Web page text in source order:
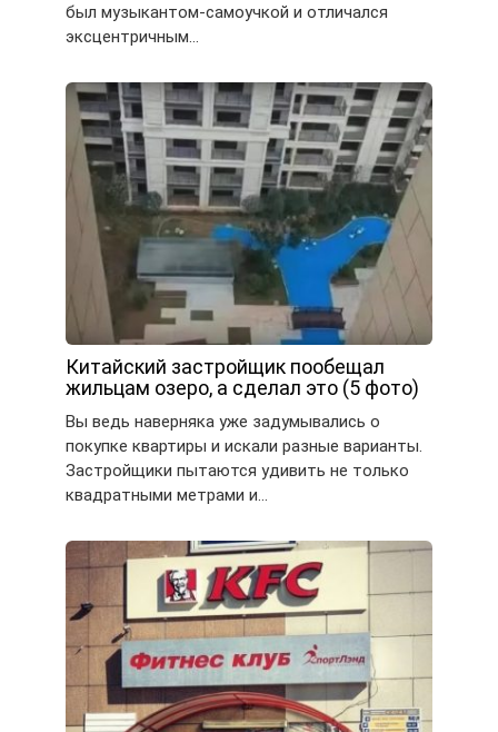
был музыкантом-самоучкой и отличался
эксцентричным…
Китайский застройщик пообещал
жильцам озеро, а сделал это (5 фото)
Вы ведь наверняка уже задумывались о
покупке квартиры и искали разные варианты.
Застройщики пытаются удивить не только
квадратными метрами и…